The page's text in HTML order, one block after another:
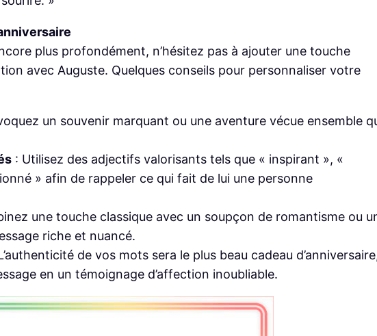
plus profondément, n’hésitez pas à ajouter une touche
avec Auguste. Quelques conseils pour personnaliser votre
un souvenir marquant ou une aventure vécue ensemble
: Utilisez des adjectifs valorisants tels que « inspirant », «
» afin de rappeler ce qui fait de lui une personne
une touche classique avec un soupçon de romantisme ou
riche et nuancé.
de vos mots sera le plus beau cadeau
en un témoignage d’affection inoubliable.